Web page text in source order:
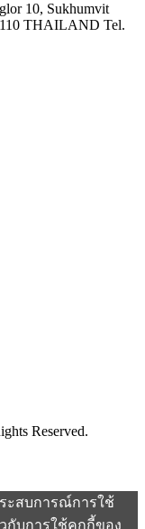
10, Sukhumvit
THAILAND Tel.
Reserved.
ะสบการณ์การใช้
กับการใช้คุกกี้ของ